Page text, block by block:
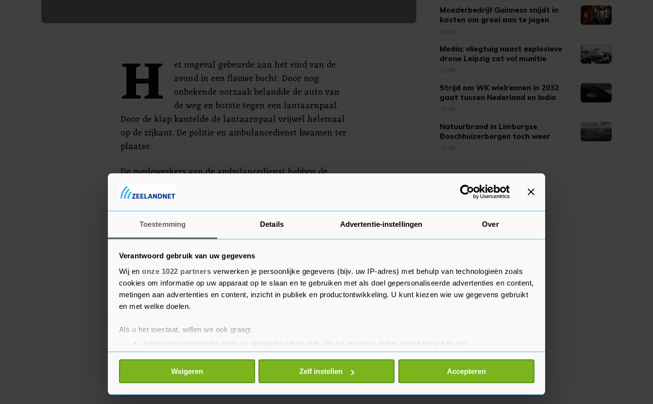
Toestemming Details Advertentie-instellingen Over
Verantwoord gebruik van uw gegevens
Wij en onze 1022 partners verwerken je persoonlijke gegevens (bijv. uw IP-adres) met behulp van technologieën zoals
cookies om informatie op uw apparaat op te slaan en te gebruiken met als doel gepersonaliseerde advertenties en content,
metingen aan advertenties en content, inzicht in publiek en productontwikkeling. U kunt kiezen wie uw gegevens gebruikt
en met welke doelen.
Als u het toestaat, willen we ook graag:
Informatie verzamelen over uw geografische locatie, die tot een paar meter nauwkeurig kan zijn
Uw apparaat identificeren door het actief te scannen op specifieke eigenschappen (fingerprinting)
Lees meer over hoe uw persoonlijke gegevens worden verwerkt en stel uw voorkeuren in het
detailgedeelte
toestemming op elk moment wijzigen of intrekken in de Cookieverklaring.
Weigeren Zelf instellen Accepteren
H
et ongeval gebeurde aan het eind van de
avond in een flauwe bocht. Door nog
onbekende oorzaak belandde de auto van
de weg en botste tegen een lantaarnpaal.
Door de klap kantelde de lantaarnpaal vrijwel helemaal
op de zijkant. De politie en ambulancedienst kwamen ter
plaatse.
De medewerkers van de ambulancedienst hebben de
bestuurder van het voertuig onderzocht en vervolgens
ter controle meegenomen naar het ziekenhuis. De zwaar
beschadigde auto is door een bergingsbedrijf
meegenomen. De politie heeft de wegbeheerder in kennis
gesteld van de schade.
Moederbedrijf Guinness snijdt in
kosten om groei aan te jagen
13:14
Media: vliegtuig naast explosieve
drone Leipzig zat vol munitie
13:08
Strijd om WK wielrennen in 2032
gaat tussen Nederland en India
13:06
Natuurbrand in Limburgse
Boschhuizerbergen toch weer
opgelaaid
13:05